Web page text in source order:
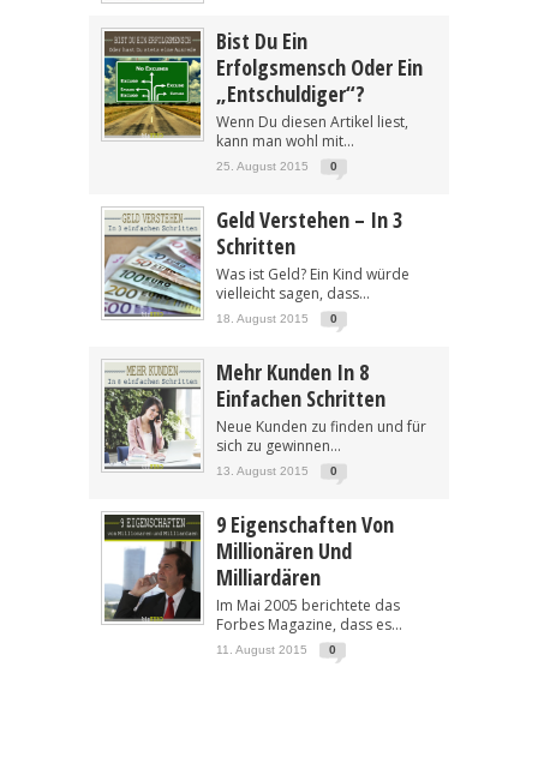
Bist Du Ein
Erfolgsmensch Oder Ein
„Entschuldiger“?
Wenn Du diesen Artikel liest,
kann man wohl mit...
25. August 2015 0
Geld Verstehen – In 3
Schritten
Was ist Geld? Ein Kind würde
vielleicht sagen, dass...
18. August 2015 0
Mehr Kunden In 8
Einfachen Schritten
Neue Kunden zu finden und für
sich zu gewinnen...
13. August 2015 0
9 Eigenschaften Von
Millionären Und
Milliardären
Im Mai 2005 berichtete das
Forbes Magazine, dass es...
11. August 2015 0